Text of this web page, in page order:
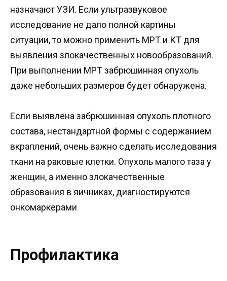
назначают УЗИ. Если ультразвуковое
исследование не дало полной картины
ситуации, то можно применить МРТ и КТ для
выявления злокачественных новообразований.
При выполнении МРТ забрюшинная опухоль
даже небольших размеров будет обнаружена.
Если выявлена забрюшинная опухоль плотного
состава, нестандартной формы с содержанием
вкраплений, очень важно сделать исследования
ткани на раковые клетки. Опухоль малого таза у
женщин, а именно злокачественные
образования в яичниках, диагностируются
онкомаркерами
Профилактика